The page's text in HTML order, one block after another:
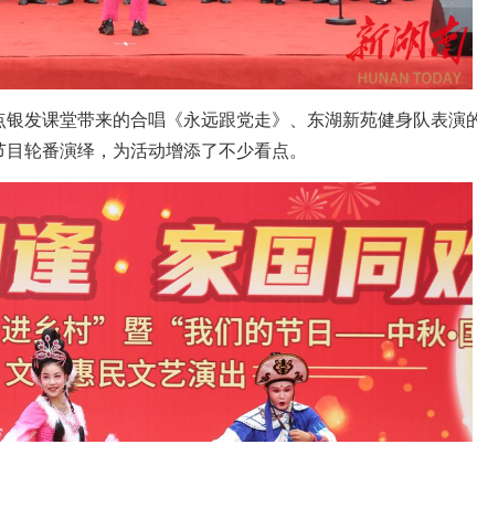
发课堂带来的合唱《永远跟党走》、东湖新苑健身队表演
轮番演绎，为活动增添了不少看点。